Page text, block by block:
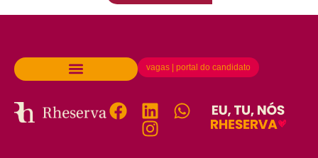
vagas | portal do candidato